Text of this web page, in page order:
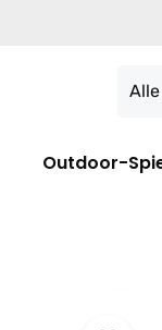
Outdoor-